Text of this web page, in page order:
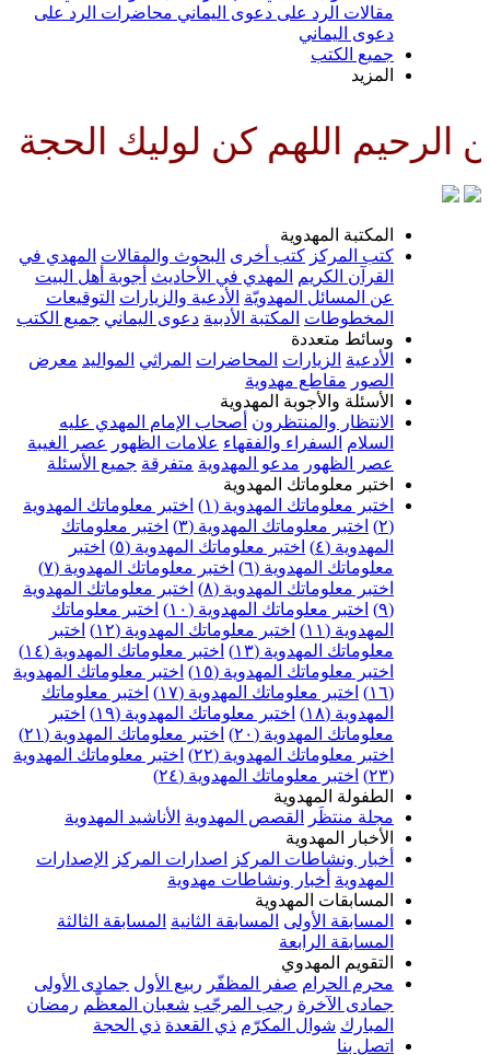
الرد على دعوى اليماني محاضرات الرد على
كن لوليك الحجة بن الحسن
المهدوية
كتب أخرى البحوث والمقالات المهدي في
المهدي في الأحاديث أجوبة أهل البيت
المسائل المهدويّة الأدعية والزيارات التوقيعات
المكتبة الأدبية دعوى اليماني جميع الكتب
متعددة
الزيارات المحاضرات المراثي المواليد معرض
مقاطع مهدوية
والأجوبة المهدوية
والمنتظرون أصحاب الإمام المهدي عليه
السفراء والفقهاء علامات الظهور عصر الغيبة
مدعو المهدوية متفرقة جميع الأسئلة
معلوماتك المهدوية
معلوماتك المهدوية (١)
اختبر معلوماتك المهدوية
اختبر معلوماتك المهدوية (٣)
اختبر معلوماتك
اختبر معلوماتك المهدوية (٥)
اختبر
المهدوية (٦)
اختبر معلوماتك المهدوية (٧)
معلوماتك المهدوية (٨)
اختبر معلوماتك المهدوية
اختبر معلوماتك المهدوية (١٠)
اختبر معلوماتك
اختبر معلوماتك المهدوية (١٢)
اختبر
المهدوية (١٣)
اختبر معلوماتك المهدوية (١٤)
معلوماتك المهدوية (١٥)
اختبر معلوماتك المهدوية
اختبر معلوماتك المهدوية (١٧)
اختبر معلوماتك
اختبر معلوماتك المهدوية (١٩)
اختبر
المهدوية (٢٠)
اختبر معلوماتك المهدوية (٢١)
معلوماتك المهدوية (٢٢)
اختبر معلوماتك المهدوية
اختبر معلوماتك المهدوية (٢٤)
المهدوية
منتظَر
القصص المهدوية الأناشيد المهدوية
المهدوية
ونشاطات المركز اصدارات المركز الإصدارات
أخبار ونشاطات مهدوية
المهدوية
الأولى المسابقة الثانية المسابقة الثالثة
الرابعة
المهدوي
الحرام
صفر المظفّر ربيع الأول جمادى الأولى
رجب المرجّب شعبان المعظّم رمضان
شوال المكرّم ذي القعدة ذي الحجة